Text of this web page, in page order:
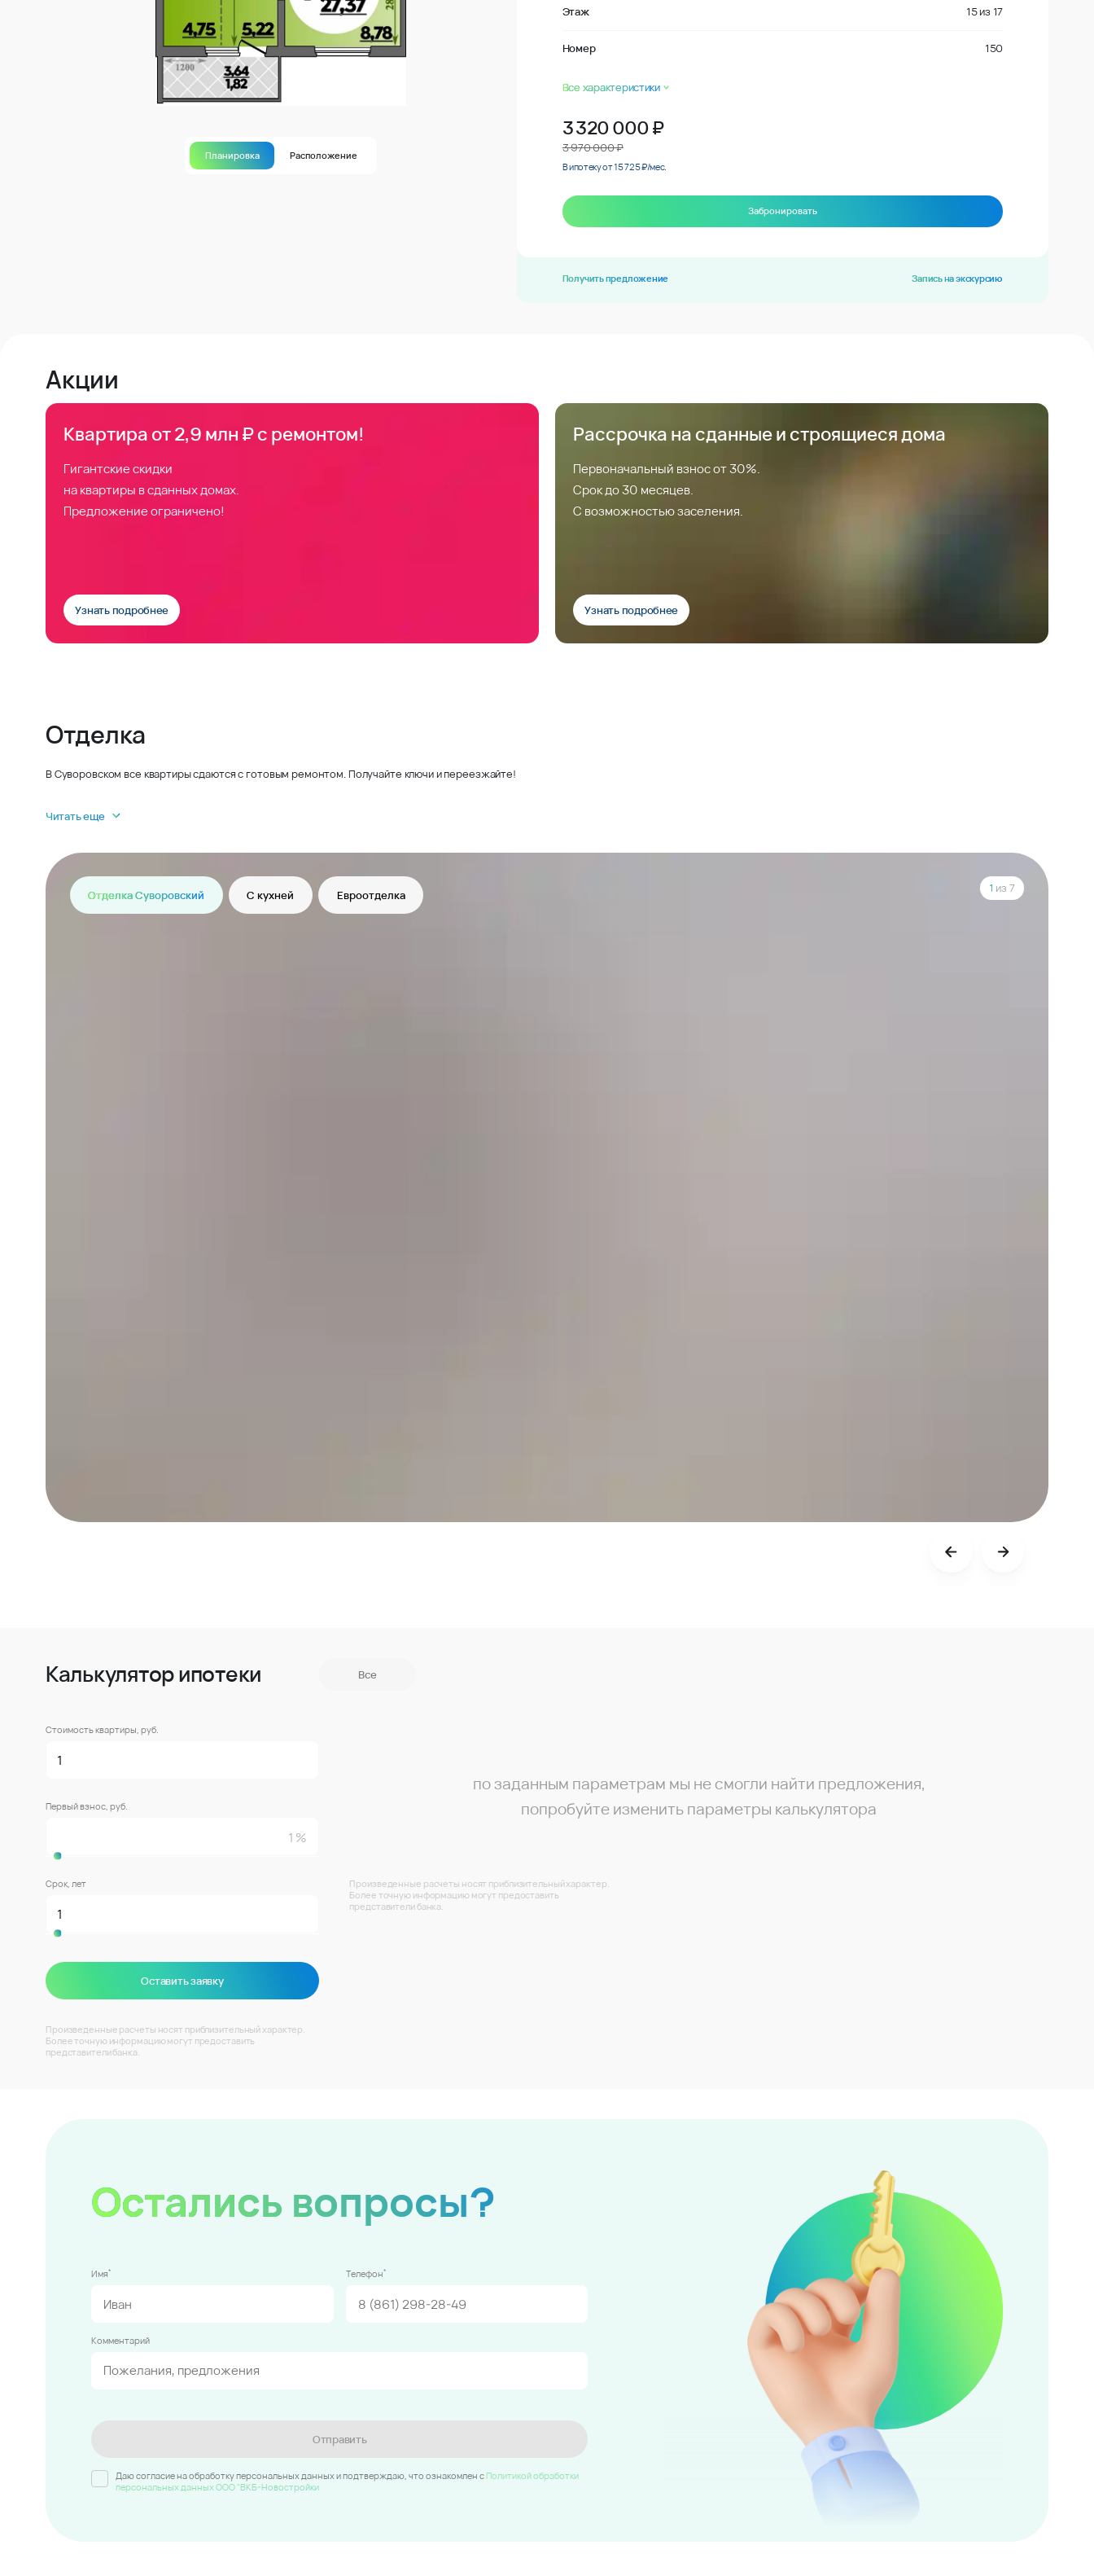
Планировка Расположение
Этаж 15из 17
Номер 150
Все характеристики
3 320 000₽
3 970 000 ₽
В ипотеку от 15 725 ₽/мес.
Забронировать
Получить предложение Запись на экскурсию
Акции
Квартира от 2,9 млн ₽ с ремонтом!
Гигантские скидки
на квартиры в сданных домах.
Предложение ограничено!
Узнать подробнее
Рассрочка на сданные и строящиеся дома
Первоначальный взнос от 30%.
Срок до 30 месяцев.
С возможностью заселения.
Узнать подробнее
Отделка
В Суворовском все квартиры сдаются с готовым ремонтом. Получайте ключи и переезжайте!
Читать еще
Отделка Суворовский С кухней Евроотделка
1 из 7
Калькулятор ипотеки Все
Стоимость квартиры, руб.
Первый взнос, руб.
Срок, лет
Оставить заявку
Произведенные расчеты носят приблизительный характер.
Более точную информацию могут предоставить
представители банка.
по заданным параметрам мы не смогли найти предложения,
попробуйте изменить параметры калькулятора
Произведенные расчеты носят приблизительный характер.
Более точную информацию могут предоставить
представители банка.
Остались вопросы?
Имя* Телефон*
Комментарий
Отправить
Даю согласие на обработку персональных данных и подтверждаю, что ознакомлен c Политикой обработки
персональных данных ООО "ВКБ-Новостройки